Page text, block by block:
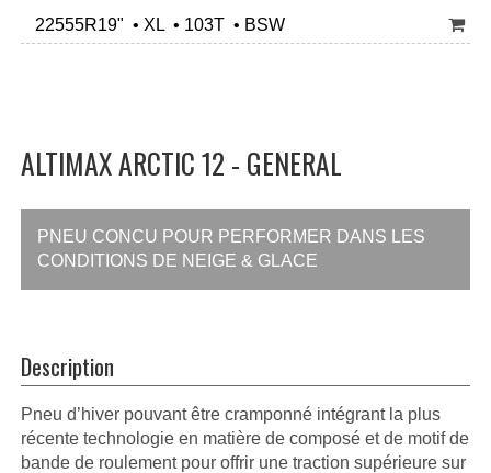
22555R19" • XL • 103T • BSW
ALTIMAX ARCTIC 12 - GENERAL
PNEU CONCU POUR PERFORMER DANS LES
CONDITIONS DE NEIGE & GLACE
Description
Pneu d’hiver pouvant être cramponné intégrant la plus
récente technologie en matière de composé et de motif de
bande de roulement pour offrir une traction supérieure sur